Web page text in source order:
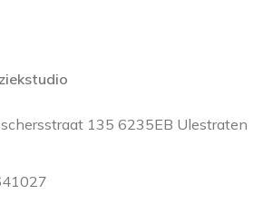
135 6235EB Ulestraten